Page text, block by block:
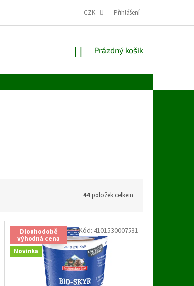
CZK Přihlášení
NÁKUPNÍ
Prázdný košík
44položek celkem
Dlouhodobě
výhodná cena
Novinka
Kód: 4101530007531